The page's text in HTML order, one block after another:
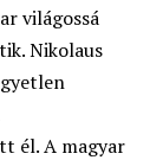
világossá
Nikolaus
él. A magyar